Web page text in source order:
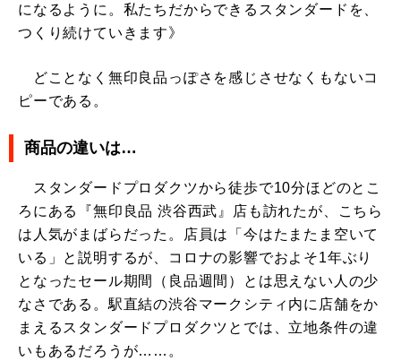
になるように。私たちだからできるスタンダードを、
つくり続けていきます》
どことなく無印良品っぽさを感じさせなくもないコ
ピーである。
商品の違いは…
スタンダードプロダクツから徒歩で10分ほどのとこ
ろにある『無印良品 渋谷西武』店も訪れたが、こちら
は人気がまばらだった。店員は「今はたまたま空いて
いる」と説明するが、コロナの影響でおよそ1年ぶり
となったセール期間（良品週間）とは思えない人の少
なさである。駅直結の渋谷マークシティ内に店舗をか
まえるスタンダードプロダクツとでは、立地条件の違
いもあるだろうが……。